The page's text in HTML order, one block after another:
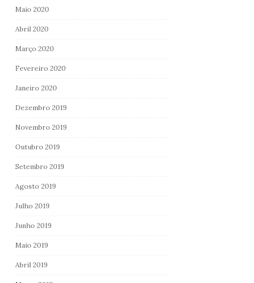
Maio 2020
Abril 2020
Março 2020
Fevereiro 2020
Janeiro 2020
Dezembro 2019
Novembro 2019
Outubro 2019
Setembro 2019
Agosto 2019
Julho 2019
Junho 2019
Maio 2019
Abril 2019